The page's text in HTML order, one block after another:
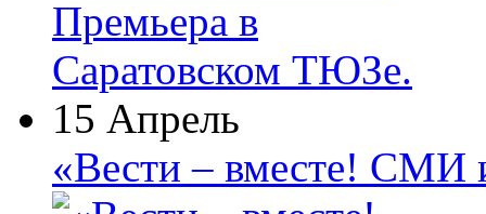
15 Апрель
«Вести – вместе! СМИ